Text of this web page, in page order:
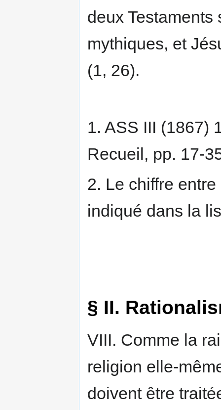
deux
mythiques, et
(1, 26).
1. ASS III (1867)
Recueil, pp. 17-
2. Le chiffre
indiqué dans la
§ II.
VIII. Comme la
religion elle-
doivent être